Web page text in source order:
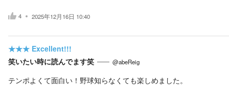
4 2025年12月16日 10:40
★★★ Excellent!!!
笑いたい時に読んでます笑
@abeReig
テンポよくて面白い！野球知らなくても楽しめました。